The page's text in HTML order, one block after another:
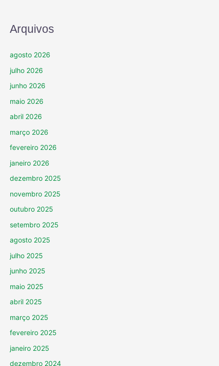
Arquivos
agosto 2026
julho 2026
junho 2026
maio 2026
abril 2026
março 2026
fevereiro 2026
janeiro 2026
dezembro 2025
novembro 2025
outubro 2025
setembro 2025
agosto 2025
julho 2025
junho 2025
maio 2025
abril 2025
março 2025
fevereiro 2025
janeiro 2025
dezembro 2024